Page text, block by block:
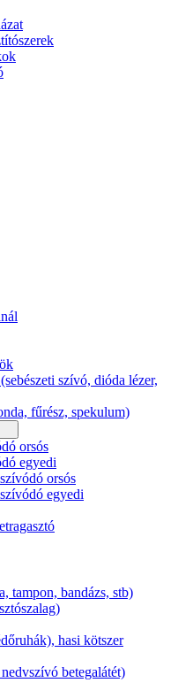
szívó, dióda lézer,
fűrész, spekulum)
orsós
egyedi
orsós
egyedi
tampon, bandázs, stb)
hasi kötszer
betegalátét)